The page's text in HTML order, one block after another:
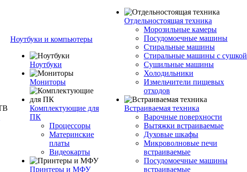
Ноутбуки и компьютеры
Ноутбуки
Мониторы
Комплектующие для
ПК
Процессоры
Материнские
платы
Видеокарты
Принтеры и МФУ
Отдельностоящая техника
Морозильные камеры
Посудомоечные машины
Стиральные машины
Стиральные машины с сушкой
Сушильные машины
Холодильники
Измельчители пищевых
отходов
Встраиваемая техника
Варочные поверхности
Вытяжки встраиваемые
Духовые шкафы
Микроволновые печи
встраиваемые
Посудомоечные машины
встраиваемые